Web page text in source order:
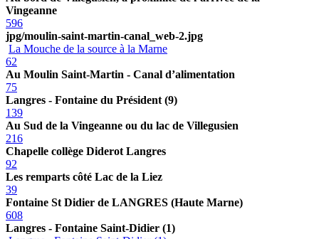
Vingeanne
596
jpg/moulin-saint-martin-canal_web-2.jpg
La Mouche de la source à la Marne
62
Au Moulin Saint-Martin - Canal d’alimentation
75
Langres - Fontaine du Président (9)
139
Au Sud de la Vingeanne ou du lac de Villegusien
216
Chapelle collège Diderot Langres
92
Les remparts côté Lac de la Liez
39
Fontaine St Didier de LANGRES (Haute Marne)
608
Langres - Fontaine Saint-Didier (1)